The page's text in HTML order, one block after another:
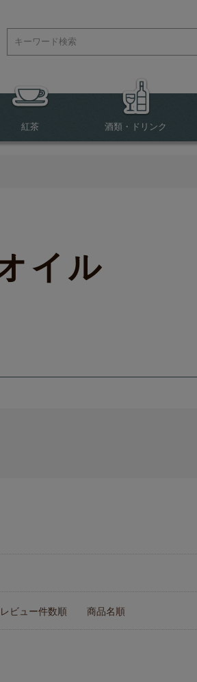
紅茶 酒類・ドリンク
イル
レビュー件数順 商品名順